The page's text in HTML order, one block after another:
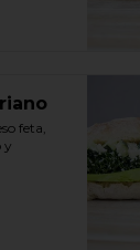
feta,
y